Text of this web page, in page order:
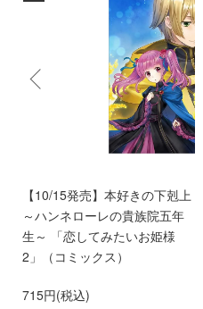
【10/15発売】本好きの下剋上
～ハンネローレの貴族院五年
生～ 「恋してみたいお姫様
2」（コミックス）
715円(税込)